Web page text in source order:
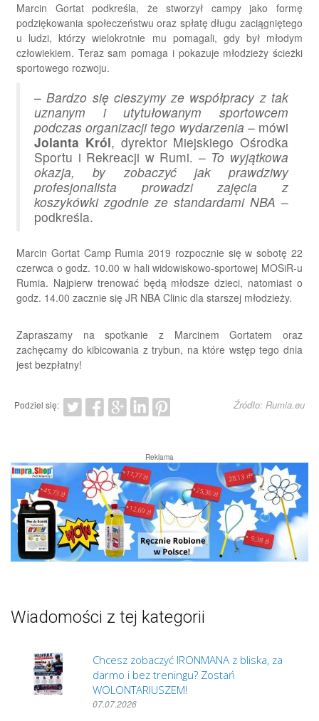
Marcin Gortat podkreśla, że stworzył campy jako formę
podziękowania społeczeństwu oraz spłatę długu zaciągniętego
u ludzi, którzy wielokrotnie mu pomagali, gdy był młodym
człowiekiem. Teraz sam pomaga i pokazuje młodzieży ścieżki
sportowego rozwoju.
–Bardzo się cieszymy ze współpracy z tak
uznanym i utytułowanym sportowcem
podczas organizacji tego wydarzenia – mówi
Jolanta Król, dyrektor Miejskiego Ośrodka
Sportu i Rekreacji w Rumi. – To wyjątkowa
okazja, by zobaczyć jak prawdziwy
profesjonalista prowadzi zajęcia z
koszykówki zgodnie ze standardami NBA –
podkreśla.
Marcin Gortat Camp Rumia 2019 rozpocznie się w sobotę 22
czerwca o godz. 10.00 w hali widowiskowo-sportowej MOSiR-u
Rumia. Najpierw trenować będą młodsze dzieci, natomiast o
godz. 14.00 zacznie się JR NBA Clinic dla starszej młodzieży.
Zapraszamy na spotkanie z Marcinem Gortatem oraz
zachęcamy do kibicowania z trybun, na które wstęp tego dnia
jest bezpłatny!
Podziel się: Źródło: Rumia.eu
Reklama
Wiadomości z tej kategorii
Chcesz zobaczyć IRONMANA z bliska, za
darmo i bez treningu? Zostań
WOLONTARIUSZEM!
07.07.2026